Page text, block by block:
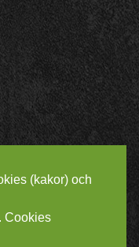
(kakor) och
Cookies